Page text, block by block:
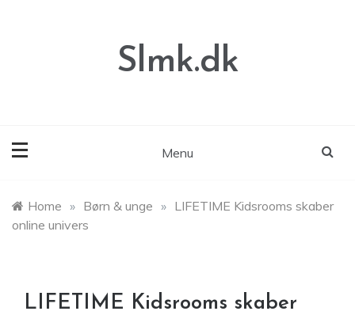
Slmk.dk
Menu
Home » Børn & unge » LIFETIME Kidsrooms skaber
online univers
LIFETIME Kidsrooms skaber